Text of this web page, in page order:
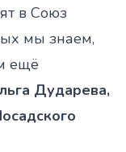
в Союз
мы знаем,
ещё
Дударева,